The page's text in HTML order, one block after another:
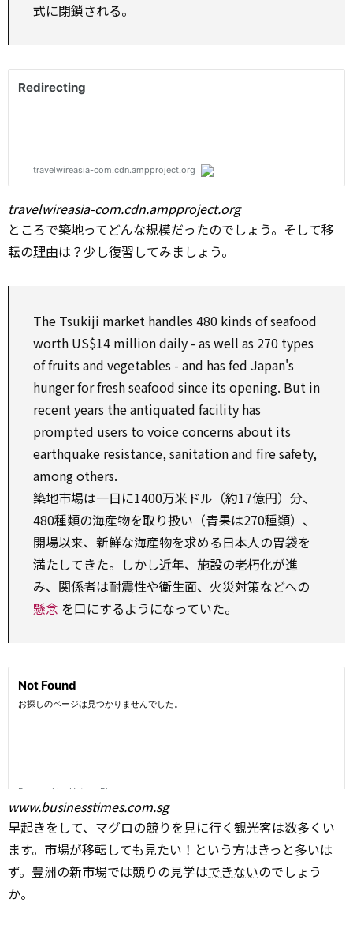
式に閉鎖される。
travelwireasia-com.cdn.ampproject.org
ところで築地ってどんな規模だったのでしょう。そして移
転の理由は？少し復習してみましょう。
The Tsukiji market handles 480 kinds of seafood
worth US$14 million daily - as well as 270 types
of fruits and vegetables - and has fed Japan's
hungerforfresh seafood since its opening. But in
recent years the antiquated facility has
prompted users tovoice concerns about its
earthquake resistance, sanitation and fire safety,
amongothers.
築地市場は一日に1400万米ドル（約17億円）分、
480種類の海産物を取り扱い（青果は270種類）、
開場以来、新鮮な海産物を求める日本人の胃袋を
満たしてきた。しかし近年、施設の老朽化が進
み、関係者は耐震性や衛生面、火災対策などへの
懸念 を口にするようになっていた。
www.businesstimes.com.sg
早起きをして、マグロの競りを見に行く観光客は数多くい
ます。市場が移転しても見たい！という方はきっと多いは
ず。豊洲の新市場では競りの見学はできないのでしょう
か。